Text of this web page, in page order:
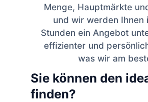
Menge, Hauptmärkte
und wir werden Ihnen
Stunden ein Angebot
effizienter und
was wir am
Sie können den
finden?